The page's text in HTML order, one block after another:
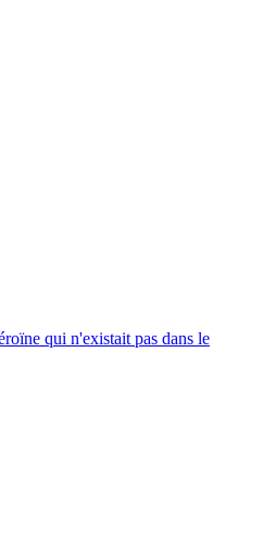
qui n'existait pas dans le